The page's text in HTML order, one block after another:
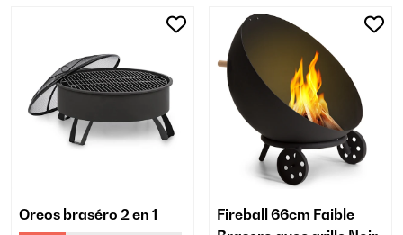
Oreos braséro 2 en 1
Fireball 66cm Faible